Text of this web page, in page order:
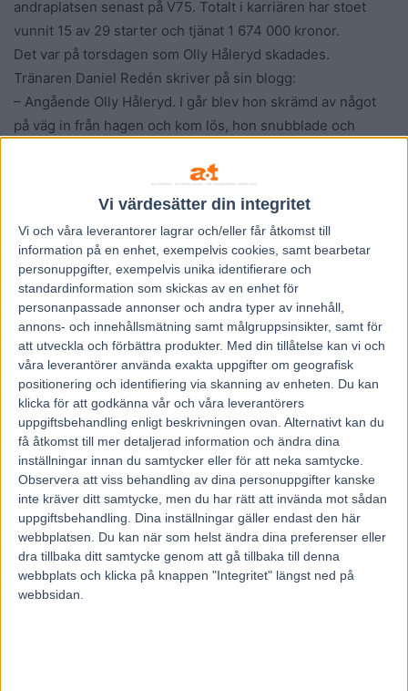
Vi värdesätter din integritet
Vi och våra leverantorer lagrar och/eller får åtkomst till
information på en enhet, exempelvis cookies, samt bearbetar
personuppgifter, exempelvis unika identifierare och
standardinformation som skickas av en enhet för
personanpassade annonser och andra typer av innehåll,
annons- och innehållsmätning samt målgruppsinsikter, samt för
att utveckla och förbättra produkter. Med din tillåtelse kan vi och
våra leverantörer använda exakta uppgifter om geografisk
positionering och identifiering via skanning av enheten. Du kan
klicka för att godkänna vår och våra leverantörers
uppgiftsbehandling enligt beskrivningen ovan. Alternativt kan du
få åtkomst till mer detaljerad information och ändra dina
inställningar innan du samtycker eller för att neka samtycke.
Observera att viss behandling av dina personuppgifter kanske
inte kräver ditt samtycke, men du har rätt att invända mot sådan
uppgiftsbehandling. Dina inställningar gäller endast den här
webbplatsen. Du kan när som helst ändra dina preferenser eller
dra tillbaka ditt samtycke genom att gå tillbaka till denna
webbplats och klicka på knappen "Integritet" längst ned på
webbsidan.
andraplatsen senast på V75. Totalt i karriären har stoet
vunnit 15 av 29 starter och tjänat 1 674 000 kronor.
Det var på torsdagen som Olly Håleryd skadades.
Tränaren Daniel Redén skriver på sin blogg:
– Angående Olly Håleryd. I går blev hon skrämd av något
på väg in från hagen och kom lös, hon snubblade och
skickade in henne till Uppsala och SLU så dom fick rengöra
ordentligt och sy ihop det lilla sår som blev. Sånt som kan
Lars-Ove Pettersson, Kanal 75
Föregående artikel
Inför V75 Eskilstuna: Bergh
vill till ledningen – ”Riktigt kul
med spåret”
Nästa artikel
”En vanlig liten kusk som
vunnit sju segrar”
RELATERADE ARTIKLAR